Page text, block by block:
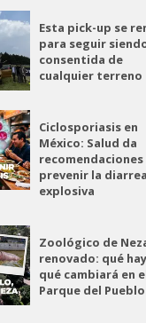
Esta pick-up se
para seguir
consentida de
cualquier terreno
Ciclosporiasis en
México: Salud da
recomendaciones
prevenir la diarrea
explosiva
Zoológico de
renovado: qué
qué cambiará en
Parque del Pueblo